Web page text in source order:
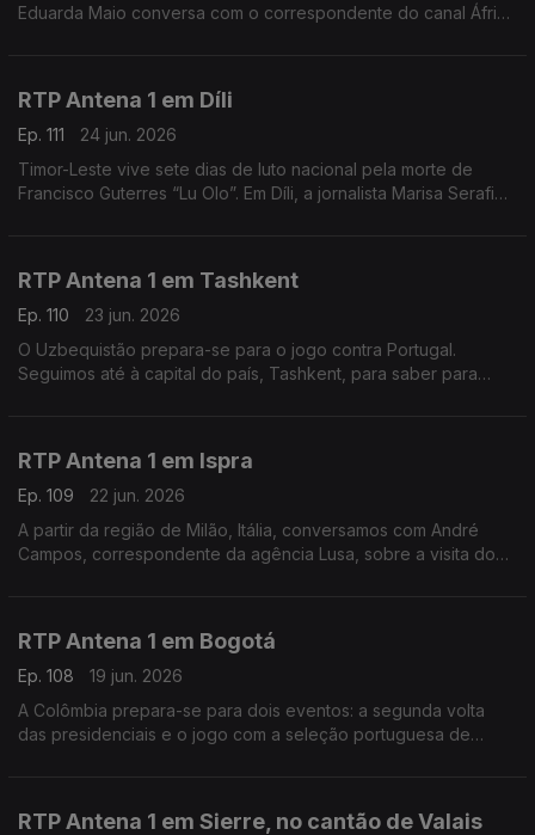
Eduarda Maio conversa com o correspondente do canal África
RTP Antena 1 em Díli
Ep. 111
24 jun. 2026
Timor-Leste vive sete dias de luto nacional pela morte de
Francisco Guterres “Lu Olo”. Em Díli, a jornalista Marisa Serafim
RTP Antena 1 em Tashkent
Ep. 110
23 jun. 2026
O Uzbequistão prepara-se para o jogo contra Portugal.
Seguimos até à capital do país, Tashkent, para saber para
RTP Antena 1 em Ispra
Ep. 109
22 jun. 2026
A partir da região de Milão, Itália, conversamos com André
Campos, correspondente da agência Lusa, sobre a visita do
RTP Antena 1 em Bogotá
Ep. 108
19 jun. 2026
A Colômbia prepara-se para dois eventos: a segunda volta
das presidenciais e o jogo com a seleção portuguesa de
RTP Antena 1 em Sierre, no cantão de Valais